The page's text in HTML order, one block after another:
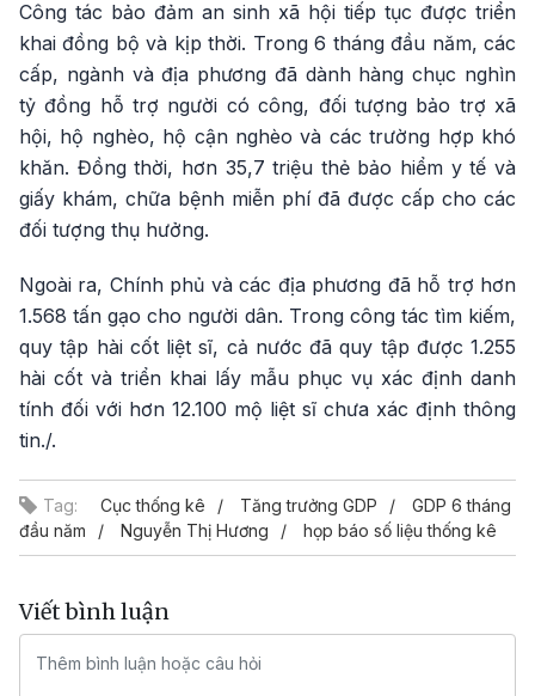
Công tác bảo đảm an sinh xã hội tiếp tục được triển
khai đồng bộ và kịp thời. Trong 6 tháng đầu năm, các
cấp, ngành và địa phương đã dành hàng chục nghìn
tỷ đồng hỗ trợ người có công, đối tượng bảo trợ xã
hội, hộ nghèo, hộ cận nghèo và các trường hợp khó
khăn. Đồng thời, hơn 35,7 triệu thẻ bảo hiểm y tế và
giấy khám, chữa bệnh miễn phí đã được cấp cho các
đối tượng thụ hưởng.
Ngoài ra, Chính phủ và các địa phương đã hỗ trợ hơn
1.568 tấn gạo cho người dân. Trong công tác tìm kiếm,
quy tập hài cốt liệt sĩ, cả nước đã quy tập được 1.255
hài cốt và triển khai lấy mẫu phục vụ xác định danh
tính đối với hơn 12.100 mộ liệt sĩ chưa xác định thông
tin./.
Tag: Cục thống kê Tăng trưởng GDP
GDP 6 tháng
đầu năm
Nguyễn Thị Hương họp báo số liệu thống kê
Viết bình luận